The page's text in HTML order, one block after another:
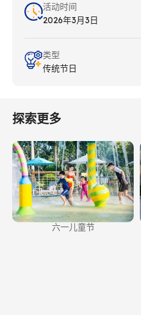
活动时间
2026年3月3日
类型
传统节日
探索更多
六一儿童节